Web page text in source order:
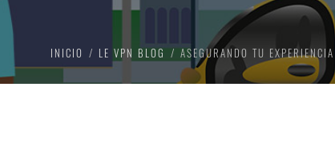
INICIO LE VPN BLOG ASEGURANDO TU